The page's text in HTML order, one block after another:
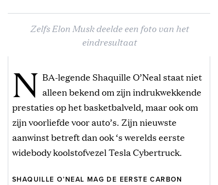
Zelfs Elon Musk deelde een foto van het
eindresultaat
N BA-legende Shaquille O’Neal staat niet
alleen bekend om zijn indrukwekkende
prestaties op het basketbalveld, maar ook om
zijn voorliefde voor auto’s. Zijn nieuwste
aanwinst betreft dan ook ‘s werelds eerste
widebody koolstofvezel Tesla Cybertruck.
SHAQUILLE O’NEAL MAG DE EERSTE CARBON